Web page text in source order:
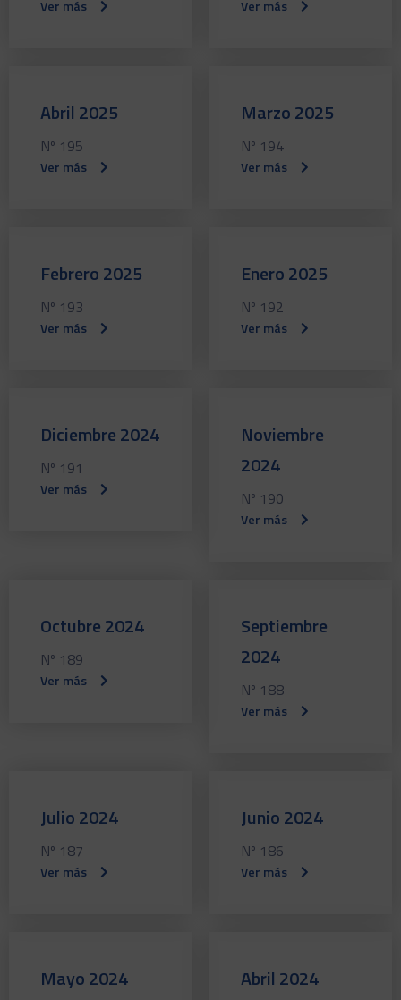
Ver más Ver más
Abril 2025
Nº 195
Ver más
Marzo 2025
Nº 194
Ver más
Febrero 2025
Nº 193
Ver más
Enero 2025
Nº 192
Ver más
Diciembre 2024
Nº 191
Ver más
Noviembre
2024
Nº 190
Ver más
Octubre 2024
Nº 189
Ver más
Septiembre
2024
Nº 188
Ver más
Julio 2024
Nº 187
Ver más
Junio 2024
Nº 186
Ver más
Mayo 2024 Abril 2024